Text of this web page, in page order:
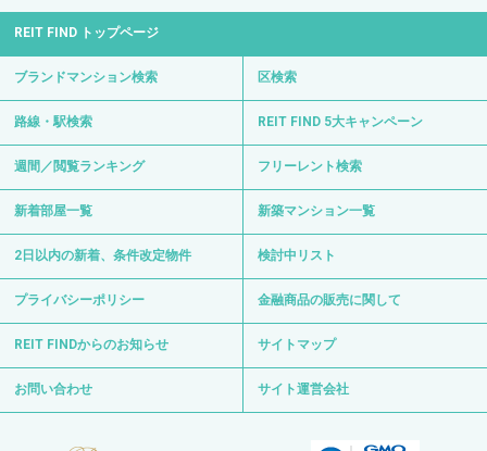
REIT FIND トップページ
ブランドマンション検索 区検索
路線・駅検索 REIT FIND 5大キャンペーン
週間／閲覧ランキング フリーレント検索
新着部屋一覧 新築マンション一覧
2日以内の新着、条件改定物件 検討中リスト
プライバシーポリシー 金融商品の販売に関して
REIT FINDからのお知らせ サイトマップ
お問い合わせ サイト運営会社